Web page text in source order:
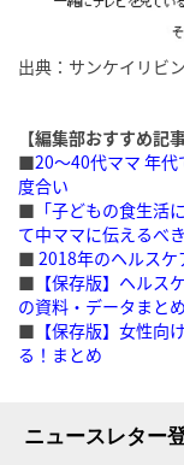
出典：サンケイリビ
【編集部おすすめ記事
■20〜40代ママ 年
度合い
■ 「子どもの食生
て中ママに伝えるべ
■ 2018年のヘルスケ
■ 【保存版】ヘルス
の資料・データまとめ
■ 【保存版】女性
る！まとめ
ニュースレター